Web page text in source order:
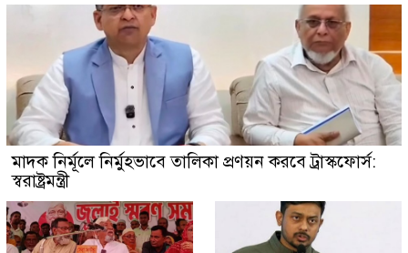
মাদক নির্মূলে নির্মুহভাবে তালিকা প্রণয়ন করবে ট্রাস্কফোর্স:
স্বরাষ্ট্রমন্ত্রী